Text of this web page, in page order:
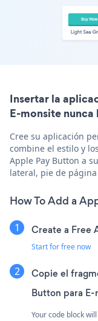
Insertar la
E-monsite
Cree su aplicación
combine el estilo y
Apple Pay Button a
lateral, pie de
How To Add a
Create a Free
Start for free now
Copie el
Button para E-
Your code block